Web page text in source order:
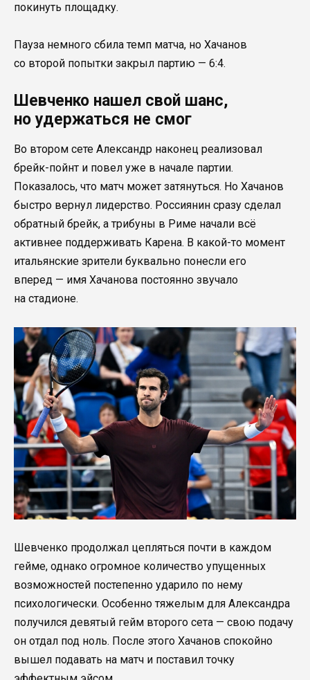
покинуть площадку.
Пауза немного сбила темп матча, но Хачанов
со второй попытки закрыл партию — 6:4.
Шевченко нашел свой шанс,
но удержаться не смог
Во втором сете Александр наконец реализовал
брейк-пойнт и повел уже в начале партии.
Показалось, что матч может затянуться. Но Хачанов
быстро вернул лидерство. Россиянин сразу сделал
обратный брейк, а трибуны в Риме начали всё
активнее поддерживать Карена. В какой-то момент
итальянские зрители буквально понесли его
вперед — имя Хачанова постоянно звучало
на стадионе.
Шевченко продолжал цепляться почти в каждом
гейме, однако огромное количество упущенных
возможностей постепенно ударило по нему
психологически. Особенно тяжелым для Александра
получился девятый гейм второго сета — свою подачу
он отдал под ноль. После этого Хачанов спокойно
вышел подавать на матч и поставил точку